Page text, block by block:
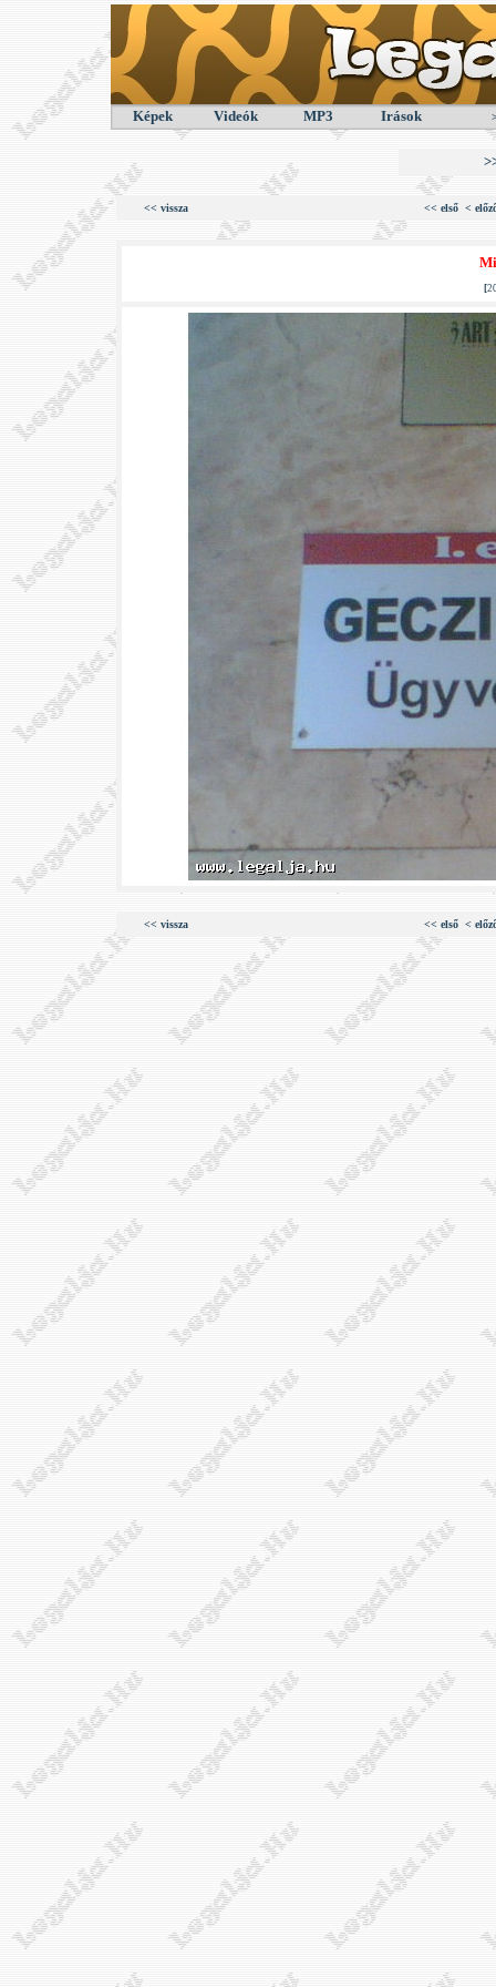
Képek Videók MP3 Irások
<< vissza << első <
[
<< vissza << első <